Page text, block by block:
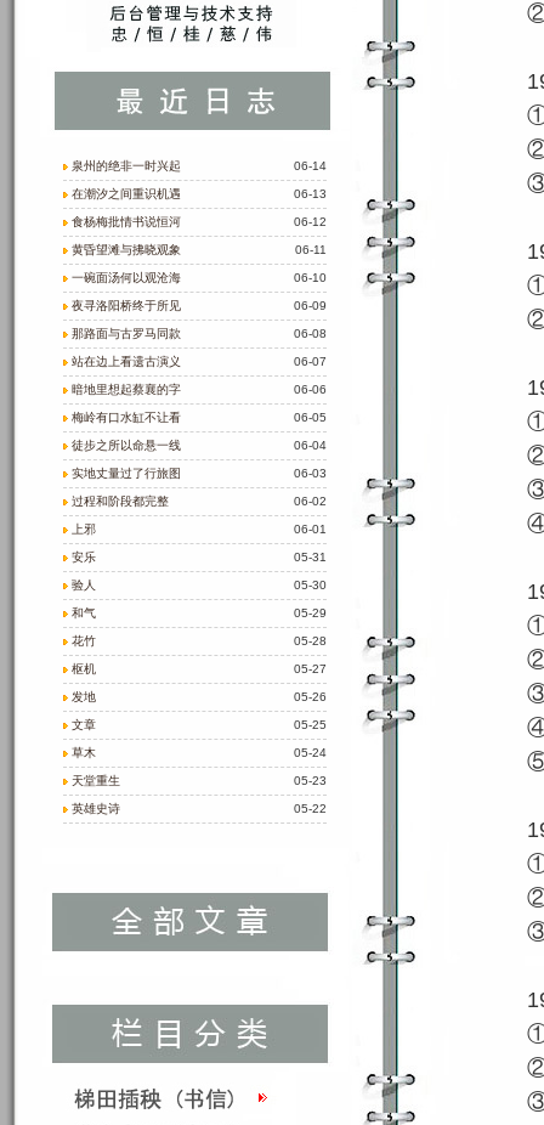
06-14
泉州的绝非一时兴起
06-13
在潮汐之间重识机遇
06-12
食杨梅批情书说恒河
06-11
黄昏望滩与拂晓观象
06-10
一碗面汤何以观沧海
06-09
夜寻洛阳桥终于所见
06-08
那路面与古罗马同款
06-07
站在边上看遗古演义
06-06
暗地里想起蔡襄的字
06-05
梅岭有口水缸不让看
06-04
徒步之所以命悬一线
06-03
实地丈量过了行旅图
06-02
过程和阶段都完整
06-01
上邪
05-31
安乐
05-30
验人
05-29
和气
05-28
花竹
05-27
枢机
05-26
发地
05-25
文章
05-24
草木
05-23
天堂重生
05-22
英雄史诗
②
①
②
③
②
①
②
③
②
③
④
⑤
①
②
③
①
②
③